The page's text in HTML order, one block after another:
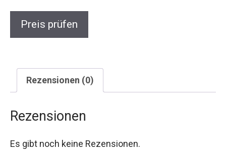
Preis prüfen
Rezensionen (0)
Rezensionen
Es gibt noch keine Rezensionen.